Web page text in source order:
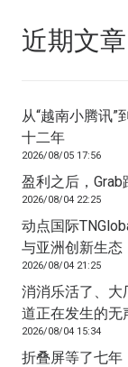
近期文章
从“越南小腾讯”
十二年
2026/08/05 17:56
盈利之后，Grab
2026/08/04 22:25
动点国际
与亚洲创新生态
2026/08/04 21:25
消消乐活了、大
道正在发生的无
2026/08/04 15:34
折叠屏等了七年